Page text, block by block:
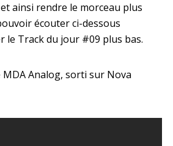
ainsi rendre le morceau plus
écouter ci-dessous
le Track du jour #09 plus bas.
MDA Analog, sorti sur Nova